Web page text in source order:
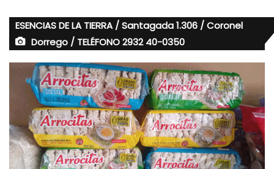
ESENCIAS DE LA TIERRA / Santagada 1.306 / Coronel
Dorrego / TELÉFONO 2932 40-0350